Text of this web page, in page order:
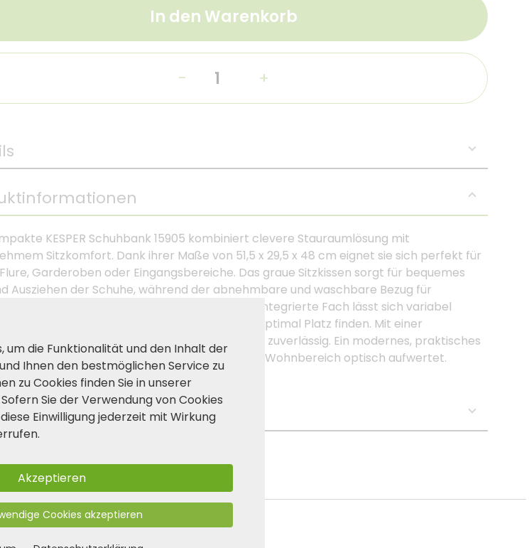
In den Warenkorb
- +
KESPER Schuhbank 15905 kombiniert clevere Stauraumlösung mit
Sitzkomfort. Dank ihrer Maße von 51,5 x 29,5 x 48 cm eignet sie sich perfekt für
Garderoben oder Eingangsbereiche. Das graue Sitzkissen sorgt für bequemes
Ausziehen der Schuhe, während der abnehmbare und waschbare Bezug für
Sauberkeit sorgt. Ein besonderes Plus: Das integrierte Fach lässt sich variabel
sodass Sneaker, Pumps oder Kinder­schuhe optimal Platz finden. Mit einer
bis 110 kg steht die Schuhbank stabil und zuverlässig. Ein modernes, praktisches
das Ordnung schafft und gleichzeitig den Wohnbereich optisch aufwertet.
und Sicherheitshinweise:
um die Funktionalität und den Inhalt der
Ihnen den bestmöglichen Service zu
zu Cookies finden Sie in unserer
Sofern Sie der Verwendung von Cookies
Einwilligung jederzeit mit Wirkung
Akzeptieren
Cookies akzeptieren